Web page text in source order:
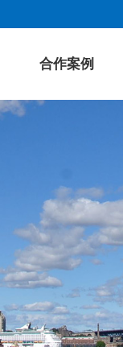
合作案例